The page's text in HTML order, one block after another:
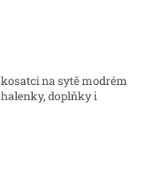
na sytě modrém
doplňky i